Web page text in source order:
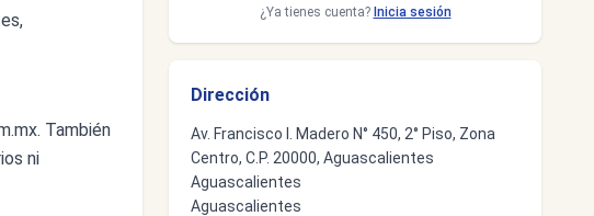
. También
ni
¿Ya tienes cuenta? Inicia sesión
Dirección
Av. Francisco I. Madero N° 450, 2° Piso, Zona
Centro, C.P. 20000, Aguascalientes
Aguascalientes
Aguascalientes